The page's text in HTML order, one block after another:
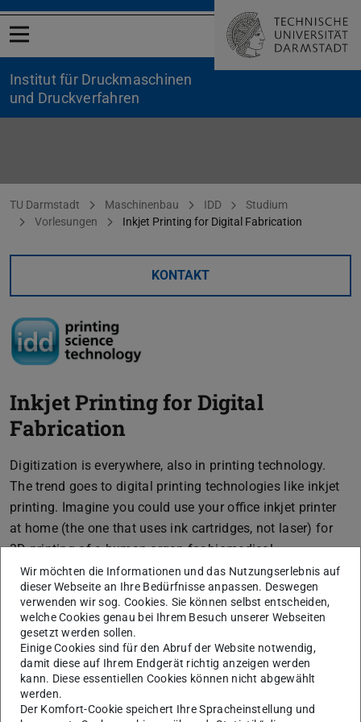
Menü öffnen
Institut für Druckmaschinen
und Druckverfahren
Sie befinden sich hier:
TU Darmstadt Maschinenbau IDD
Studium
Vorlesungen
Inkjet Printing for Digital Fabrication
KONTAKT
Inkjet Printing for Digital
Fabrication
Digitization is everywhere, also in printing technology.
The trend goes to digital printing technologies like inkjet
printing. Imagine you could use your office inkjet printer
at home (the one that uses ink cartridges, not laser) for
3D printing of a human organ for biomedical
applications! What do you need to change on your office
printer to be able to do so? What kinds of inkjet
printheads, inks and substrates do you need to use? What
else do you have to take care of (temperature control,
drying of the ink, electrical control unit)? In other words:
How do you apply inkjet printing for digital fabrication?
Within the lecture, all of these questions are addressed
Wir möchten die Informationen und das Nutzungserlebnis auf
dieser Webseite an Ihre Bedürfnisse anpassen. Deswegen
verwenden wir sog. Cookies. Sie können selbst entscheiden,
welche Cookies genau bei Ihrem Besuch unserer Webseiten
gesetzt werden sollen.
Einige Cookies sind für den Abruf der Website notwendig,
damit diese auf Ihrem Endgerät richtig anzeigen werden
kann. Diese essentiellen Cookies können nicht abgewählt
werden.
Der Komfort-Cookie speichert Ihre Spracheinstellung und